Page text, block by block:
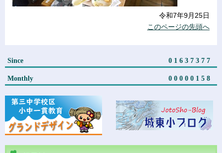
Since 01637377
Monthly 00000158
令和7年9月25日
このページの先頭へ